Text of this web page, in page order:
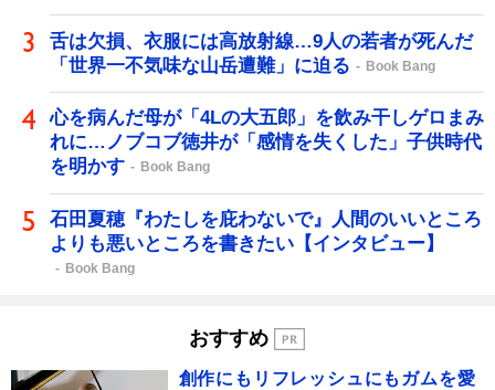
舌は欠損、衣服には高放射線…9人の若者が死んだ
「世界一不気味な山岳遭難」に迫る
Book Bang
心を病んだ母が「4Lの大五郎」を飲み干しゲロまみ
れに…ノブコブ徳井が「感情を失くした」子供時代
を明かす
Book Bang
石田夏穂『わたしを庇わないで』人間のいいところ
よりも悪いところを書きたい【インタビュー】
Book Bang
おすすめ
創作にもリフレッシュにもガムを愛